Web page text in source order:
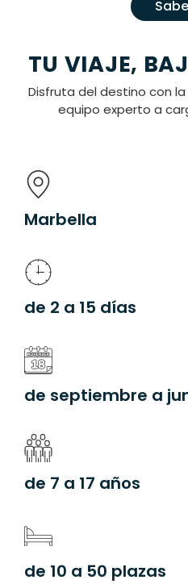
TU VIAJE,
Disfruta del destino con
equipo experto a
Marbella
de 2 a 15 días
de septiembre a
de 7 a 17 años
de 10 a 50 plazas